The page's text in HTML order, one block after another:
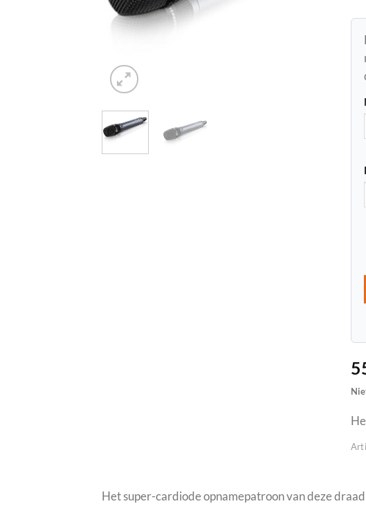
Het super-cardiode opnamepatroon van deze